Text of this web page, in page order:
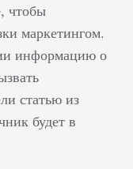
чтобы
маркетингом.
информацию о
статью из
будет в